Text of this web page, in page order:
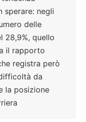
sperare: negli
delle
28,9%, quello
il rapporto
registra però
da
la posizione